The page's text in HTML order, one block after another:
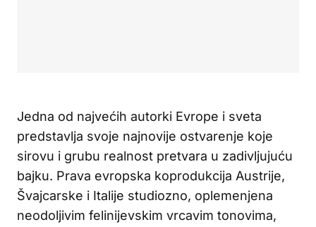
Jedna od najvećih autorki Evrope i sveta
predstavlja svoje najnovije ostvarenje koje
sirovu i grubu realnost pretvara u zadivljujuću
bajku. Prava evropska koprodukcija Austrije,
Švajcarske i Italije studiozno, oplemenjena
neodoljivim felinijevskim vrcavim tonovima,